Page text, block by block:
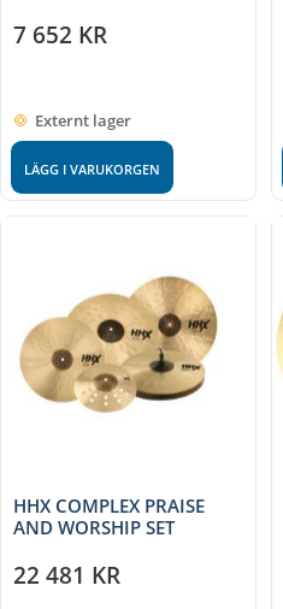
7 652 KR
Externt lager
LÄGG I VARUKORGEN
HHX COMPLEX PRAISE
AND WORSHIP SET
22 481 KR